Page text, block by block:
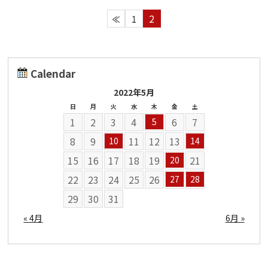
≪ 1 2
Calendar
2022年5月
日 月 火 水 木 金 土
1 2 3 4 5 6
7
8
9 10 11 12 13 14
15 16 17 18 19 20
21
22
23 24 25 26 27 28
29 30 31
« 4月 6月 »